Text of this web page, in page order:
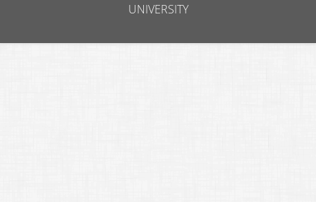
UNIVERSITY